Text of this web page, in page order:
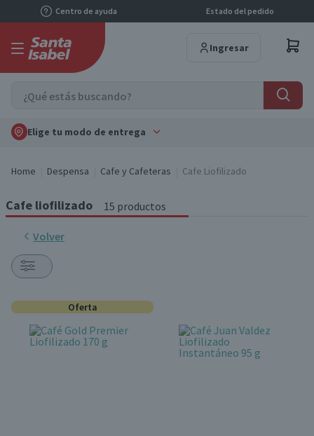
Centro de ayuda Estado del pedido
Ingresar
Elige tu modo de entrega
Home Despensa Cafe y Cafeteras Cafe Liofilizado
Cafe liofilizado 15 productos
Volver
Oferta